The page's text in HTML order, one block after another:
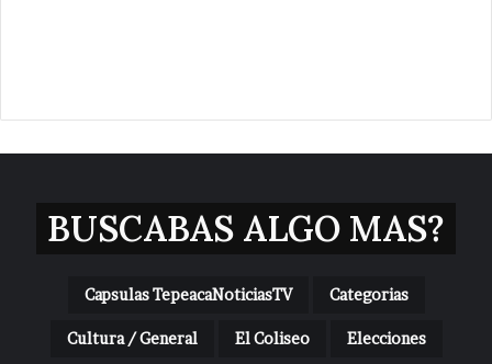
BUSCABAS ALGO MAS?
Capsulas TepeacaNoticiasTV Categorias
Cultura / General El Coliseo Elecciones